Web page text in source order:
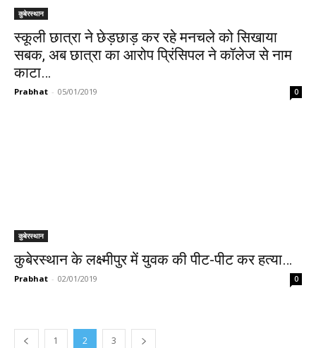
कुबेरस्थान
स्कूली छात्रा ने छेड़छाड़ कर रहे मनचले को सिखाया
सबक, अब छात्रा का आरोप प्रिंसिपल ने कॉलेज से नाम
काटा…
Prabhat - 05/01/2019 0
कुबेरस्थान
कुबेरस्थान के लक्ष्मीपुर में युवक की पीट-पीट कर हत्या…
Prabhat - 02/01/2019 0
1 2 3